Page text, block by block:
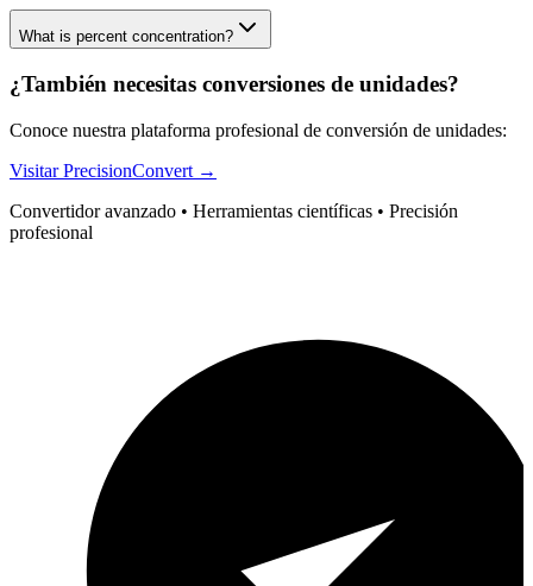
What is percent concentration?
¿También necesitas conversiones de unidades?
Conoce nuestra plataforma profesional de conversión de unidades:
Visitar PrecisionConvert →
Convertidor avanzado • Herramientas científicas • Precisión
profesional